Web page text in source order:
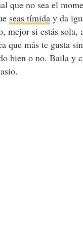
que no sea el
seas tímiday da
mejor si estás sola,
que más te gusta
bien o no. Baila y